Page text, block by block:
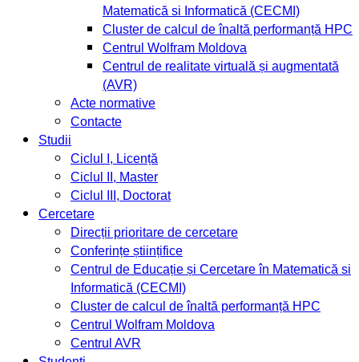
Matematică si Informatică (CECMI)
Cluster de calcul de înaltă performanță HPC
Centrul Wolfram Moldova
Centrul de realitate virtuală și augmentată
(AVR)
Acte normative
Contacte
Studii
Ciclul I, Licență
Ciclul II, Master
Ciclul III, Doctorat
Cercetare
Direcții prioritare de cercetare
Conferințe științifice
Centrul de Educație și Cercetare în Matematică si
Informatică (CECMI)
Cluster de calcul de înaltă performanță HPC
Centrul Wolfram Moldova
Centrul AVR